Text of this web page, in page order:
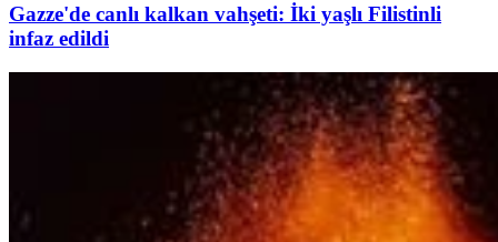
Gazze'de canlı kalkan vahşeti: İki yaşlı Filistinli
infaz edildi